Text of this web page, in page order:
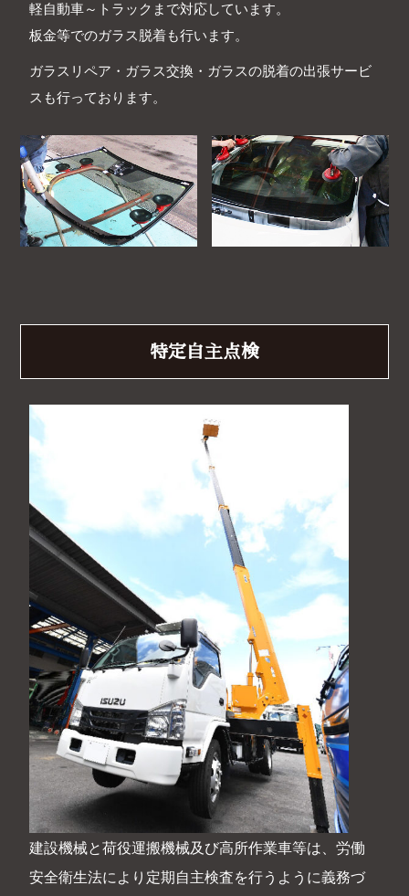
軽自動車～トラックまで対応しています。
板金等でのガラス脱着も行います。
ガラスリペア・ガラス交換・ガラスの脱着の出張サービ
スも行っております。
特定自主点検
建設機械と荷役運搬機械及び高所作業車等は、労働
安全衛生法により定期自主検査を行うように義務づ